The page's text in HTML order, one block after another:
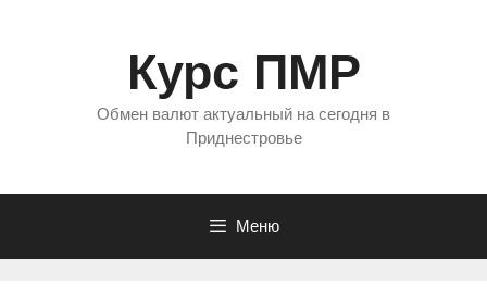
Курс ПМР
Обмен валют актуальный на сегодня в
Приднестровье
Меню